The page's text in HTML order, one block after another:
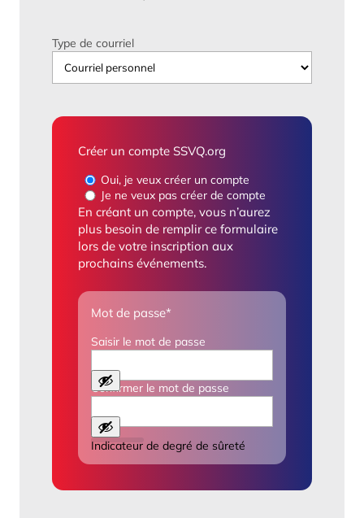
Type de courriel
Créer un compte SSVQ.org
Oui, je veux créer un compte
Je ne veux pas créer de compte
En créant un compte, vous n’aurez
plus besoin de remplir ce formulaire
lors de votre inscription aux
prochains événements.
Mot de passe*
Saisir le mot de passe
Confirmer le mot de passe
Indicateur de degré de sûreté